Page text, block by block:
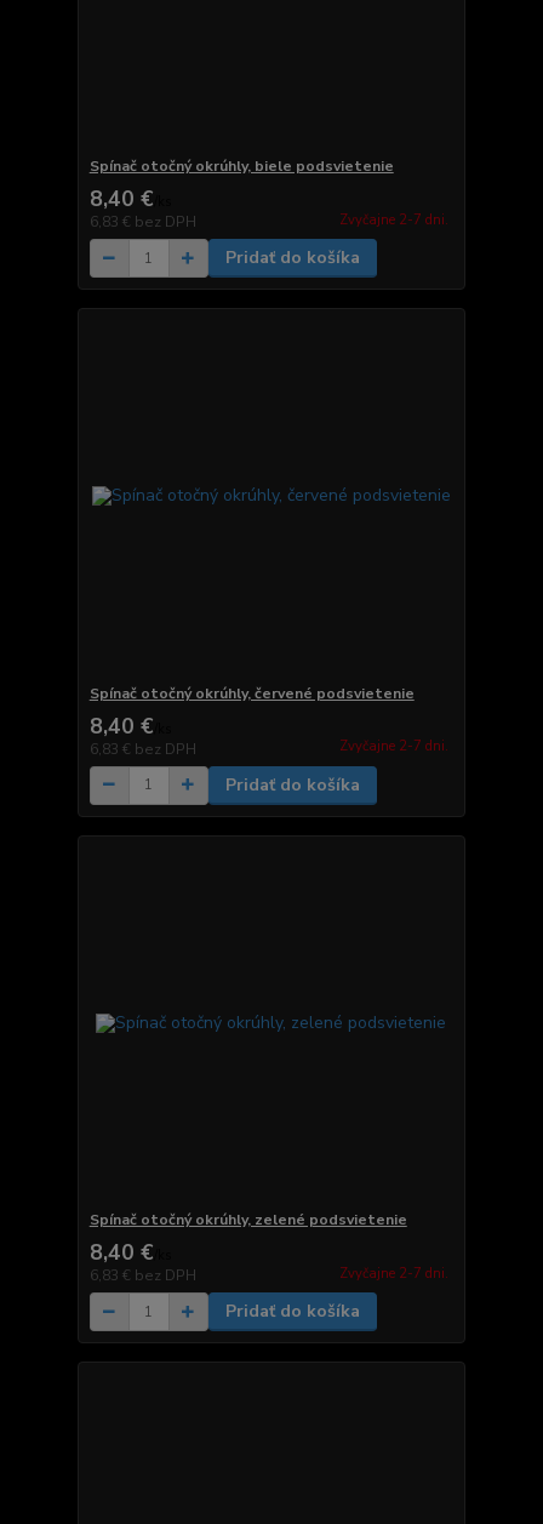
Spínač otočný okrúhly, biele podsvietenie
8,40 €
6,83 € bez DPH Zvyčajne 2-7 dni.
Pridať do košíka
Spínač otočný okrúhly, červené podsvietenie
8,40 €
6,83 € bez DPH Zvyčajne 2-7 dni.
Pridať do košíka
Spínač otočný okrúhly, zelené podsvietenie
8,40 €
6,83 € bez DPH Zvyčajne 2-7 dni.
Pridať do košíka